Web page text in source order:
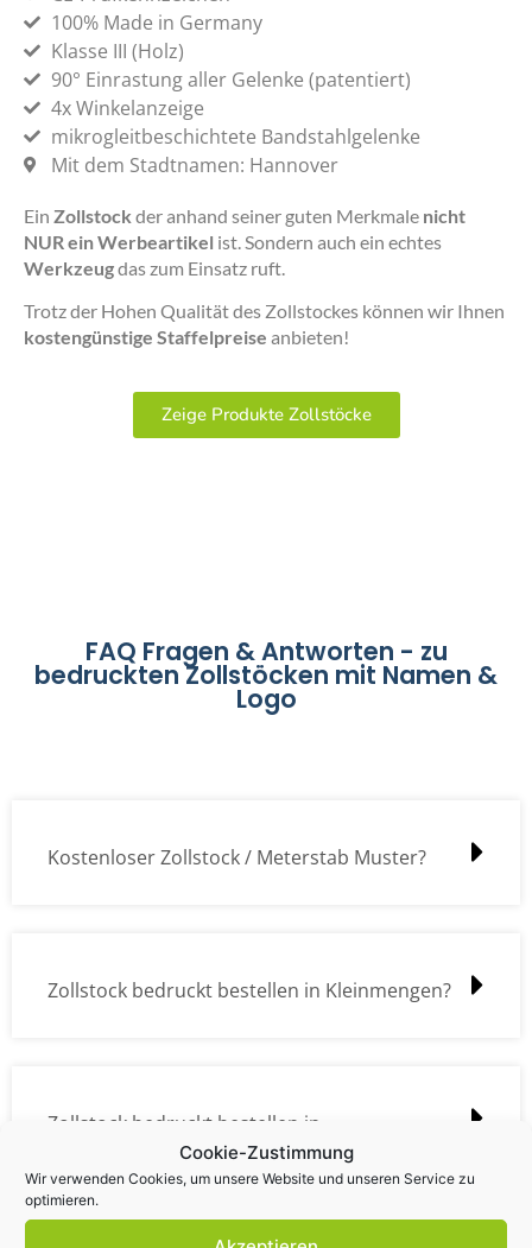
Cookie-Zustimmung
Wir verwenden Cookies, um unsere Website und unseren Service zu
optimieren.
100% Made in Germany
Klasse III (Holz)
90° Einrastung aller Gelenke (patentiert)
4x Winkelanzeige
mikrogleitbeschichtete Bandstahlgelenke
Mit dem Stadtnamen: Hannover
Ein Zollstock der anhand seiner guten Merkmale nicht
NUR ein Werbeartikel ist. Sondern auch ein echtes
Werkzeugdas zum Einsatz ruft.
Trotz der Hohen Qualität des Zollstockes können wir Ihnen
kostengünstige Staffelpreise anbieten!
Zeige Produkte Zollstöcke
FAQ Fragen & Antworten - zu
bedruckten Zollstöcken mit Namen &
Logo
Kostenloser Zollstock / Meterstab Muster?
Zollstock bedruckt bestellen in Kleinmengen?
Zollstock bedruckt bestellen in